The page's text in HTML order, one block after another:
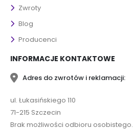
Zwroty
Blog
Producenci
INFORMACJE KONTAKTOWE
Adres do zwrotów i reklamacji:
ul. Łukasińskiego 110
71-215 Szczecin
Brak możliwości odbioru osobistego.